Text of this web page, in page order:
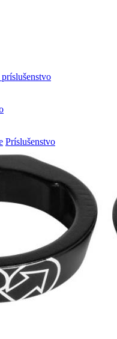
Príslušenstvo